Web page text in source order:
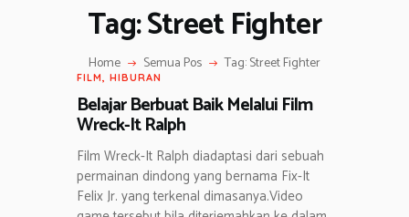
Tag: Street Fighter
Home Semua Pos Tag: Street Fighter
BERITA
ADVERTORIAL
SOSOK
GALERI
HIBURAN
JALAN-JALAN
GAYA HIDUP
OLAHRAGA
FILM, HIBURAN
Belajar Berbuat Baik Melalui Film
Wreck-It Ralph
Film Wreck-It Ralph diadaptasi dari sebuah
permainan dindong yang bernama Fix-It
Felix Jr. yang terkenal dimasanya.Video